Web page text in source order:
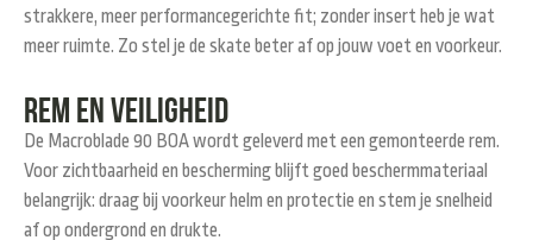
strakkere, meer performancegerichte fit; zonder insert heb je wat
meer ruimte. Zo stel je de skate beter af op jouw voet en voorkeur.
Rem en veiligheid
De Macroblade 90 BOA wordt geleverd met een gemonteerde rem.
Voor zichtbaarheid en bescherming blijft goed beschermmateriaal
belangrijk: draag bij voorkeur helm en protectie en stem je snelheid
af op ondergrond en drukte.